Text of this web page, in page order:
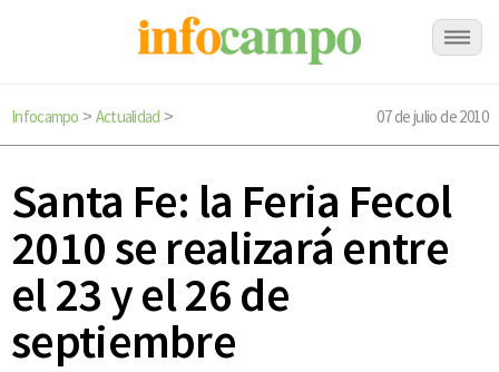
Infocampo > Actualidad > 07 de julio de 2010
Santa Fe: la Feria Fecol
2010 se realizará entre
el 23 y el 26 de
septiembre